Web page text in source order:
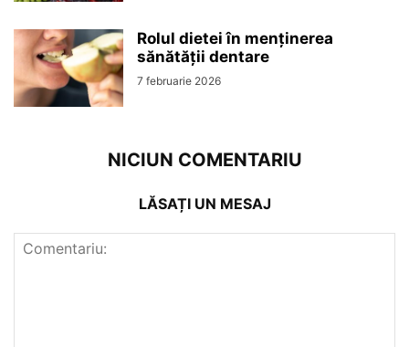
Rolul dietei în menținerea
sănătății dentare
7 februarie 2026
NICIUN COMENTARIU
LĂSAȚI UN MESAJ